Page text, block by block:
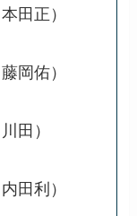
田正）
岡佑）
川田）
田利）